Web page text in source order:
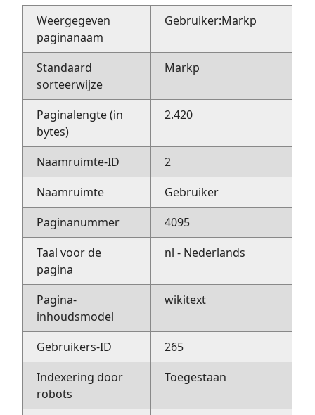
Weergegeven
paginanaam
Gebruiker:Markp
Standaard
sorteerwijze
Markp
Paginalengte (in
bytes)
2.420
Naamruimte-ID
2
Naamruimte
Gebruiker
Paginanummer
4095
Taal voor de
pagina
nl - Nederlands
Pagina-
inhoudsmodel
wikitext
Gebruikers-ID
265
Indexering door
robots
Toegestaan